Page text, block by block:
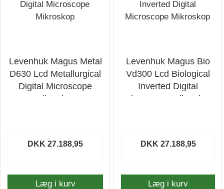
Levenhuk Magus Metal
D630 Lcd Metallurgical
Digital Microscope
Mikroskop
DKK 27.188,95
Læg i kurv
Levenhuk Magus Bio
Vd300 Lcd Biological
Inverted Digital
Microscope Mikroskop
DKK 27.188,95
Læg i kurv